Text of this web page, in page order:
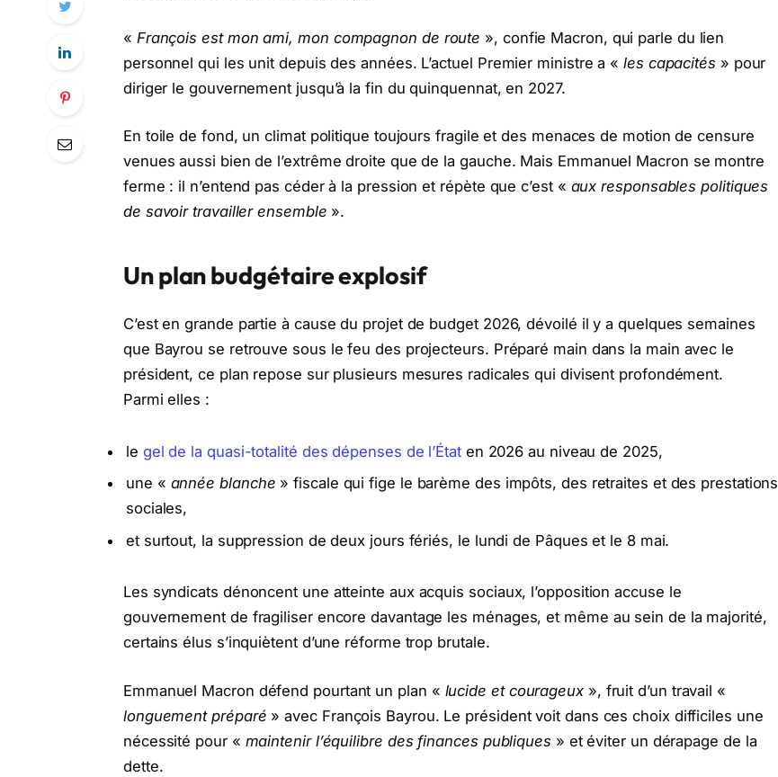
« François est mon ami, mon compagnon de route », confie Macron, qui parle du lien
personnel qui les unit depuis des années. L’actuel Premier ministre a « les capacités » pour
diriger le gouvernement jusqu’à la fin du quinquennat, en 2027.
En toile de fond, un climat politique toujours fragile et des menaces de motion de censure
venues aussi bien de l’extrême droite que de la gauche. Mais Emmanuel Macron se montre
ferme : il n’entend pas céder à la pression et répète que c’est « aux responsables politiques
de savoir travailler ensemble ».
Un plan budgétaire explosif
C’est en grande partie à cause du projet de budget 2026, dévoilé il y a quelques semaines
que Bayrou se retrouve sous le feu des projecteurs. Préparé main dans la main avec le
président, ce plan repose sur plusieurs mesures radicales qui divisent profondément.
Parmi elles :
le gel de la quasi-totalité des dépenses de l’Étaten 2026 au niveau de 2025,
une « année blanche » fiscale qui fige le barème des impôts, des retraites et des prestations
sociales,
et surtout, la suppression de deux jours fériés, le lundi de Pâques et le 8 mai.
Les syndicats dénoncent une atteinte aux acquis sociaux, l’opposition accuse le
gouvernement de fragiliser encore davantage les ménages, et même au sein de la majorité,
certains élus s’inquiètent d’une réforme trop brutale.
Emmanuel Macron défend pourtant un plan « lucide et courageux», fruit d’un travail «
longuement préparé » avec François Bayrou. Le président voit dans ces choix difficiles une
nécessité pour « maintenir l’équilibre des finances publiques » et éviter un dérapage de la
dette.